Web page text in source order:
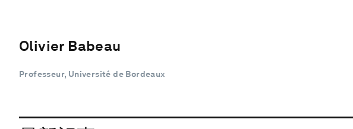
Olivier Babeau
Professeur, Université de Bordeaux